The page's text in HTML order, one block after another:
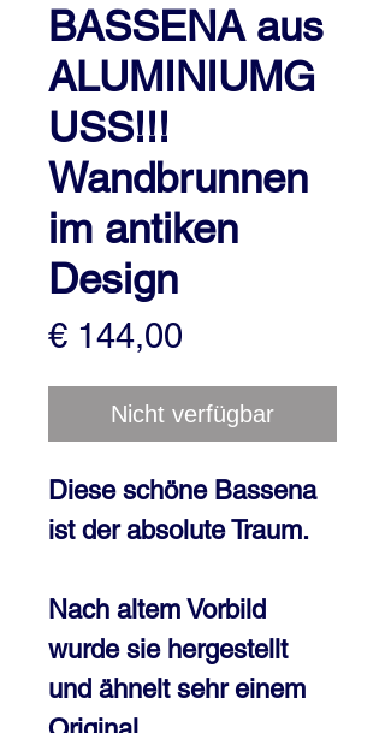
BASSENA aus
ALUMINIUMG
USS!!!
Wandbrunnen
im antiken
Design
€ 144,00
Nicht verfügbar
Diese schöne Bassena
ist der absolute Traum.
Nach altem Vorbild
wurde sie hergestellt
und ähnelt sehr einem